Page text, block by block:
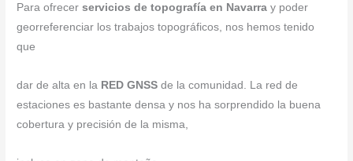
Para ofrecerservicios de topografía en Navarra y poder
georreferenciar los trabajos topográficos, nos hemos tenido
que
dar de alta en la RED GNSSde la comunidad. La red de
estaciones es bastante densa y nos ha sorprendido la buena
cobertura y precisión de la misma,